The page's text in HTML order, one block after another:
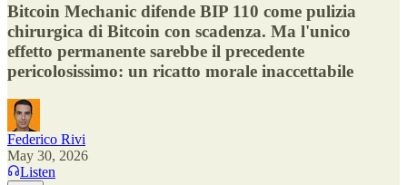
Bitcoin Mechanic difende BIP 110 come pulizia
chirurgica di Bitcoin con scadenza. Ma l'unico
effetto permanente sarebbe il precedente
pericolosissimo: un ricatto morale inaccettabile
Federico Rivi
May 30, 2026
Listen